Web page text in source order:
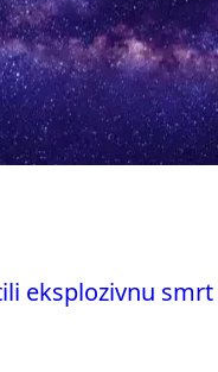
eksplozivnu